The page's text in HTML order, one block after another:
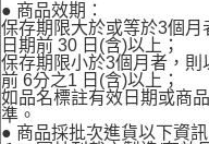
● 商品效期：
保存期限大於或等於3個
日期前 30 日(含)以上；
保存期限小於3個月者，
前 6分之1 日(含)以上；
如品名標註有效日期或商
準。
● 商品採批次進貨以下資